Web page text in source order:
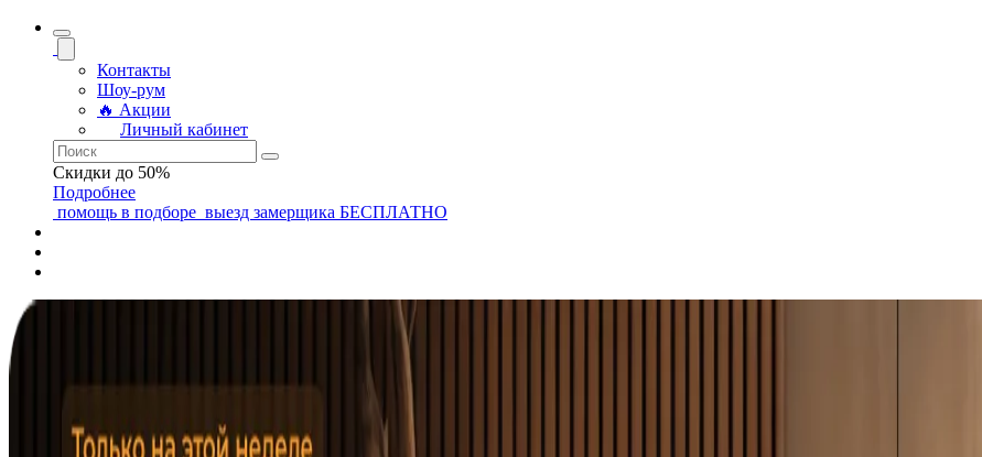
Контакты
Шоу-рум
🔥 Акции
Личный кабинет
Скидки до 50%
Подробнее
помощь в подборе выезд замерщика БЕСПЛАТНО